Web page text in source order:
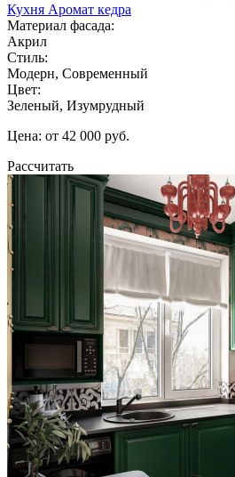
Кухня Аромат кедра
Материал фасада:
Акрил
Стиль:
Модерн, Современный
Цвет:
Зеленый, Изумрудный
Цена: от 42 000 руб.
Рассчитать